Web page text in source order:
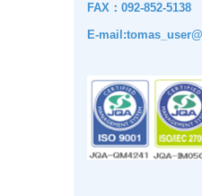
FAX：092-852-5138
E-